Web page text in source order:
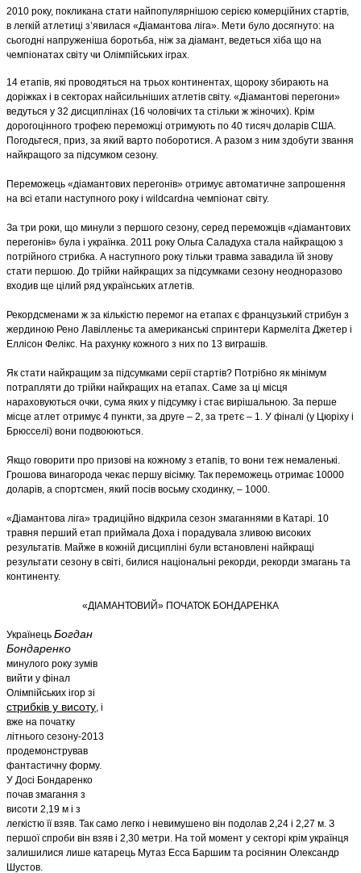
2010 року, покликана стати найпопулярнішою серією комерційних стартів,
в легкій атлетиці з’явилася «Діамантова ліга». Мети було досягнуто: на
сьогодні напруженіша боротьба, ніж за діамант, ведеться хіба що на
чемпіонатах світу чи Олімпійських іграх.
14 етапів, які проводяться на трьох континентах, щороку збирають на
доріжках і в секторах найсильніших атлетів світу. «Діамантові перегони»
ведуться у 32 дисциплінах (16 чоловічих та стільки ж жіночих). Крім
дорогоцінного трофею переможці отримують по 40 тисяч доларів США.
Погодьтеся, приз, за який варто поборотися. А разом з ним здобути звання
найкращого за підсумком сезону.
Переможець «діамантових перегонів» отримує автоматичне запрошення
на всі етапи наступного року і wildcardна чемпіонат світу.
За три роки, що минули з першого сезону, серед переможців «діамантових
перегонів» була і українка. 2011 року Ольга Саладуха стала найкращою з
потрійного стрибка. А наступного року тільки травма завадила їй знову
стати першою. До трійки найкращих за підсумками сезону неодноразово
входив ще цілий ряд українських атлетів.
Рекордсменами ж за кількістю перемог на етапах є французький стрибун з
жердиною Рено Лавілленьє та американські спринтери Кармеліта Джетер і
Еллісон Фелікс. На рахунку кожного з них по 13 виграшів.
Як стати найкращим за підсумками серії стартів? Потрібно як мінімум
потрапляти до трійки найкращих на етапах. Саме за ці місця
нараховуються очки, сума яких у підсумку і стає вирішальною. За перше
місце атлет отримує 4 пункти, за друге – 2, за третє – 1. У фіналі (у Цюріху і
Брюсселі) вони подвоюються.
Якщо говорити про призові на кожному з етапів, то вони теж немаленькі.
Грошова винагорода чекає першу вісімку. Так переможець отримає 10000
доларів, а спортсмен, який посів восьму сходинку, – 1000.
«Діамантова ліга» традиційно відкрила сезон змаганнями в Катарі. 10
травня перший етап приймала Доха і порадувала зливою високих
результатів. Майже в кожній дисципліні були встановлені найкращі
результати сезону в світі, билися національні рекорди, рекорди змагань та
континенту.
«ДІАМАНТОВИЙ» ПОЧАТОК БОНДАРЕНКА
Українець Богдан
Бондаренко
минулого року зумів
вийти у фінал
Олімпійських ігор зі
стрибків у висоту , і
вже на початку
літнього сезону-2013
продемонстрував
фантастичну форму.
У Досі Бондаренко
почав змагання з
висоти 2,19 м і з
легкістю її взяв. Так само легко і невимушено він подолав 2,24 і 2,27 м. З
першої спроби він взяв і 2,30 метри. На той момент у секторі крім українця
залишилися лише катарець Мутаз Есса Баршим та росіянин Олександр
Шустов.